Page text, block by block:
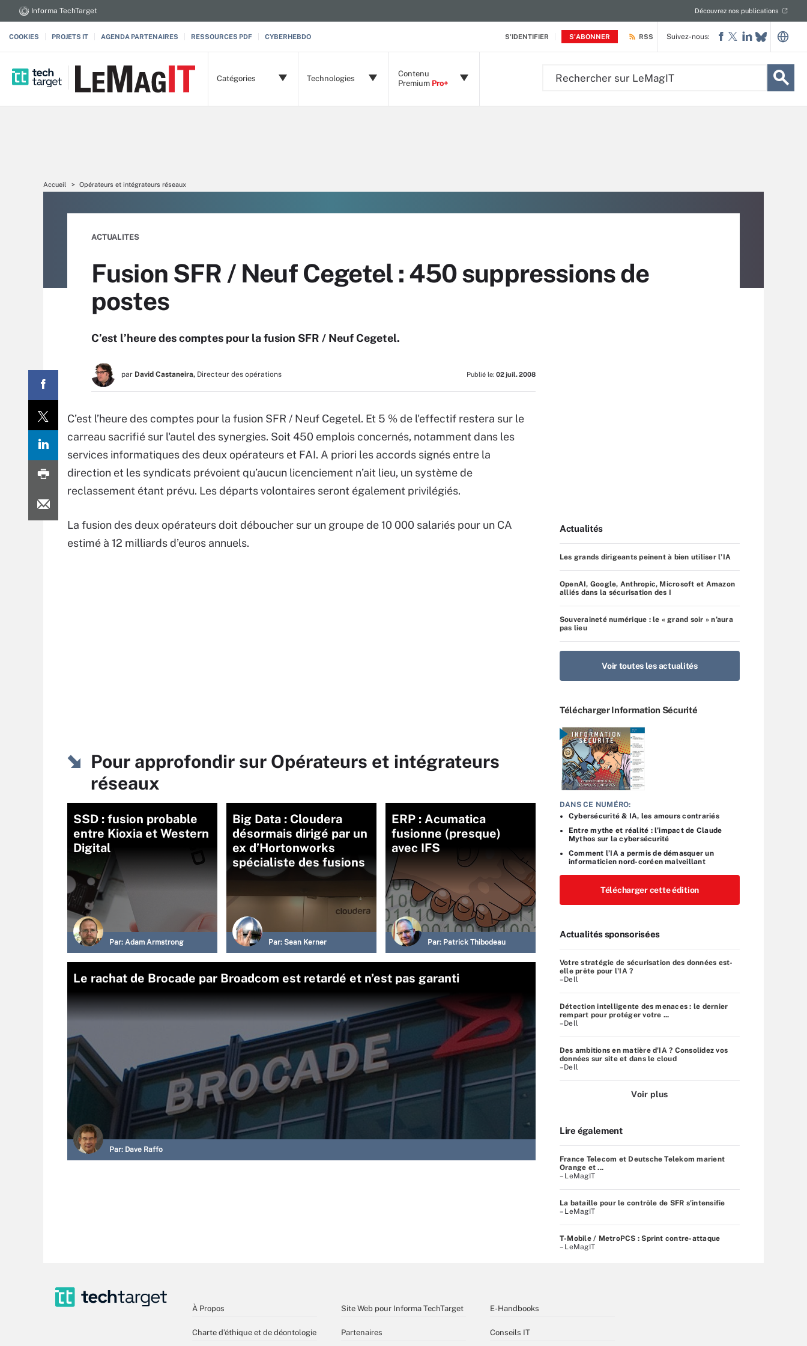
S'IDENTIFIER S'ABONNER
Informa TechTarget Découvrez nos publications
COOKIES PROJETS IT AGENDA PARTENAIRES RESSOURCES PDF CYBERHEBDO RSS
Catégories Technologies
Contenu
Premium Pro+
Suivez-nous:
Accueil Opérateurs et intégrateurs réseaux
ACTUALITES
Fusion SFR / Neuf Cegetel : 450 suppressions de
postes
C’est l’heure des comptes pour la fusion SFR / Neuf Cegetel.
par David Castaneira, Directeur des opérations Publié le: 02 juil. 2008
C’est l’heure des comptes pour la fusion SFR / Neuf Cegetel. Et 5 % de l'effectif restera sur le
carreau sacrifié sur l'autel des synergies. Soit 450 emplois concernés, notamment dans les
services informatiques des deux opérateurs et FAI. A priori les accords signés entre la
direction et les syndicats prévoient qu’aucun licenciement n’ait lieu, un système de
reclassement étant prévu. Les départs volontaires seront également privilégiés.
La fusion des deux opérateurs doit déboucher sur un groupe de 10 000 salariés pour un CA
estimé à 12 milliards d’euros annuels.
Pour approfondir sur Opérateurs et intégrateurs
réseaux
SSD : fusion probable
entre Kioxia et Western
Digital
Par: Adam Armstrong
Big Data : Cloudera
désormais dirigé par un
ex d’Hortonworks
spécialiste des fusions
Par: Sean Kerner
ERP : Acumatica
fusionne (presque)
avec IFS
Par: Patrick Thibodeau
Le rachat de Brocade par Broadcom est retardé et n’est pas garanti
Par: Dave Raffo
Actualités
Les grands dirigeants peinent à bien utiliser l’IA
OpenAI, Google, Anthropic, Microsoft et Amazon
alliés dans la sécurisation des I
Souveraineté numérique : le « grand soir » n’aura
pas lieu
Voir toutes les actualités
Télécharger Information Sécurité
DANS CE NUMÉRO:
Cybersécurité & IA, les amours contrariés
Entre mythe et réalité : l’impact de Claude
Mythos sur la cybersécurité
Comment l’IA a permis de démasquer un
informaticien nord-coréen malveillant
Télécharger cette édition
Actualités sponsorisées
Votre stratégie de sécurisation des données est-
elle prête pour l'IA ?
–Dell
Détection intelligente des menaces : le dernier
rempart pour protéger votre ...
–Dell
Des ambitions en matière d'IA ? Consolidez vos
données sur site et dans le cloud
–Dell
Voir plus
Lire également
France Telecom et Deutsche Telekom marient
Orange et ...
– LeMagIT
La bataille pour le contrôle de SFR s'intensifie
– LeMagIT
T-Mobile / MetroPCS : Sprint contre-attaque
– LeMagIT
À Propos
Charte d’éthique et de déontologie
Site Web pour Informa TechTarget
Partenaires
E-Handbooks
Conseils IT